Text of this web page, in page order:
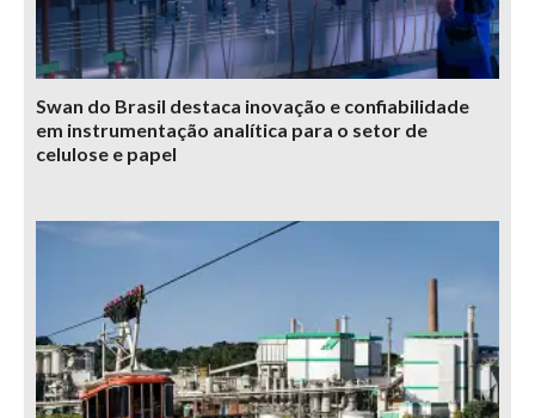
Swan do Brasil destaca inovação e confiabilidade
em instrumentação analítica para o setor de
celulose e papel